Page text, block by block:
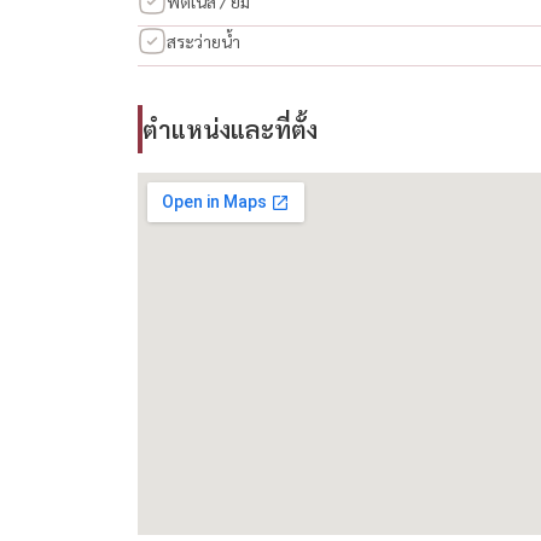
Dokmai, Prawet, Bangkok 10250
Nearby: Mega Bangna, Ramkhamhaeng
Minimum contract: 1 year
Deposit: 2 months
Advance payment: 1 month
สระว่ายน้ำ
ตำแหน่งและที่ตั้ง